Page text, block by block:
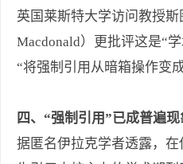
英国莱斯特大学访问教授斯
Macdonald）更批评这是“
“将强制引用从暗箱操作变
四、“强制引用”已成普遍现
据匿名伊拉克学者透露，